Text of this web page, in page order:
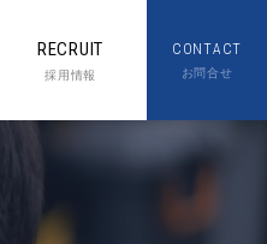
RECRUIT
採用情報
CONTACT
お問合せ